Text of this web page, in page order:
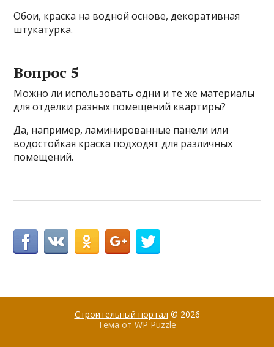
Обои, краска на водной основе, декоративная
штукатурка.
Вопрос 5
Можно ли использовать одни и те же материалы
для отделки разных помещений квартиры?
Да, например, ламинированные панели или
водостойкая краска подходят для различных
помещений.
Строительный портал © 2026
Тема от WP Puzzle